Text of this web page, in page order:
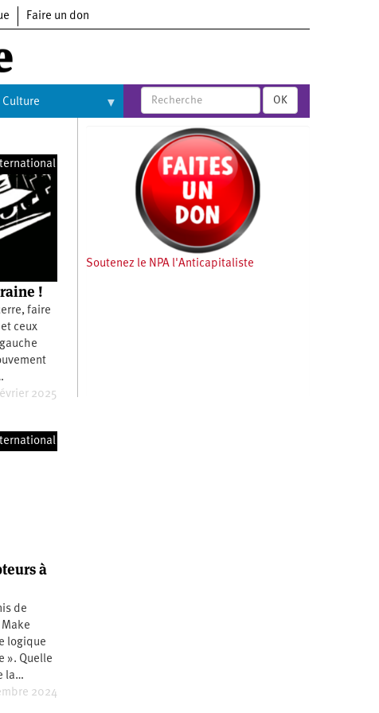
Faire un don
Culture OK
!
faire
ceux
2025
à
de
Make
logique
». Quelle
la…
2024
Soutenez le NPA l'Anticapitaliste